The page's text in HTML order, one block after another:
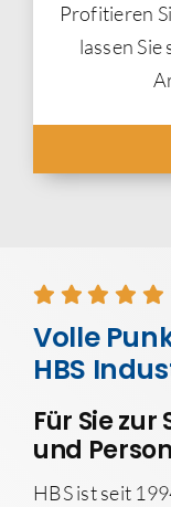
Profitieren
lassen
Volle
HBS
Für Sie
und
HBS ist seit